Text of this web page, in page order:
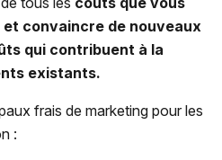
convaincre de nouveaux
qui contribuent à la
existants.
frais de marketing pour les
: